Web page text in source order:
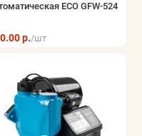
ECO GFW-524
р./шт